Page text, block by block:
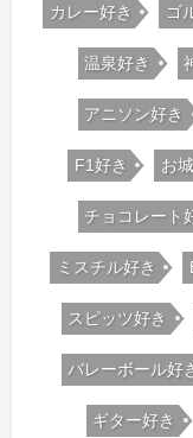
カレー好き ゴ
温泉好き
アニソン好き
F1好き お
チョコレート
ミスチル好き
スピッツ好き
バレーボール好
ギター好き